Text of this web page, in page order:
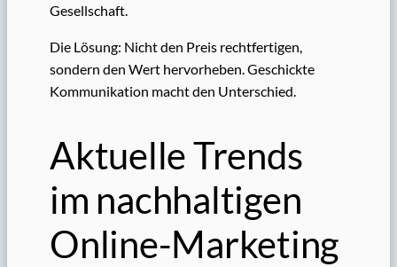
Gesellschaft.
Die Lösung: Nicht den Preis rechtfertigen,
sondern den Wert hervorheben. Geschickte
Kommunikation macht den Unterschied.
Aktuelle Trends
im nachhaltigen
Online-Marketing